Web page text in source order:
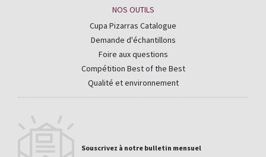
NOS OUTILS
Cupa Pizarras Catalogue
Demande d'échantillons
Foire aux questions
Compétition Best of the Best
Qualité et environnement
Souscrivez à notre bulletin mensuel